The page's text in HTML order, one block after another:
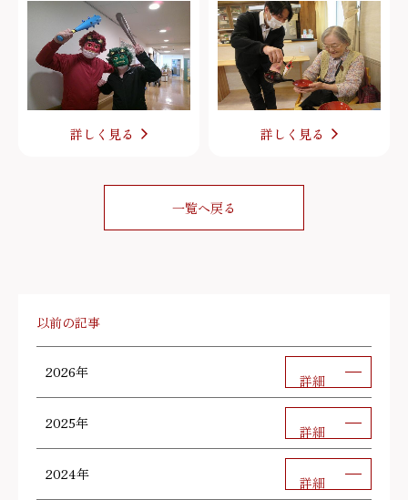
詳しく見る 詳しく見る
一覧へ戻る
以前の記事
2026年 詳細
2025年 詳細
2024年 詳細